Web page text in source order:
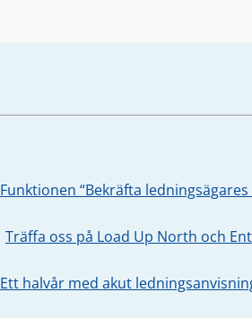
Funktionen “Bekräfta
Träffa oss på Load Up North och
Ett halvår med akut